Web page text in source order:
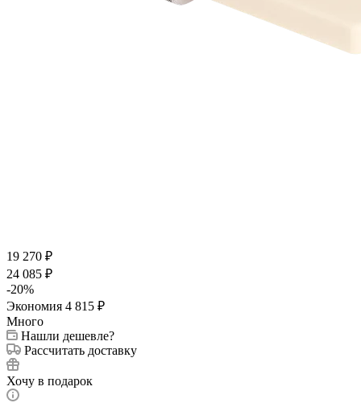
19 270 ₽
24 085 ₽
-20%
Экономия 4 815 ₽
Много
Нашли дешевле?
Рассчитать доставку
Хочу в подарок